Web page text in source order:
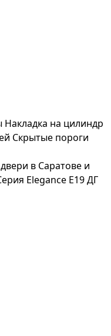
Накладка на цилиндр
Скрытые пороги
в Саратове и
Elegance E19 ДГ